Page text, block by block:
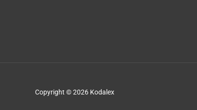
Copyright © 2026 Kodalex